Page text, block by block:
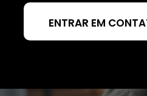
feature-
plugin/elementor/
template/feature-2.php
ENTRAR EM CONTA